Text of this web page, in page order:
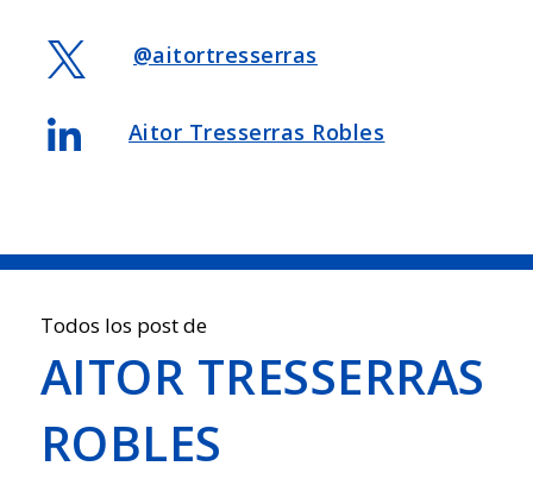
 @aitortresserras
 Aitor Tresserras Robles
Todos los post de
AITOR TRESSERRAS
ROBLES